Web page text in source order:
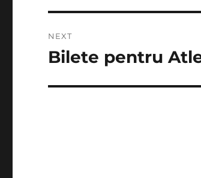
NEXT
Next
Bilete pentru